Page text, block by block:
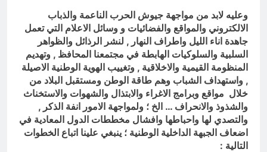
وعليه لابد من مواجهة جيوش الحرب الناعمة والذباب
الالكتروني والمواقع والفضائيات و وسائل الاعلام التي تعمل
جاهدة اناء الليل واطراف النهار , لنشر الرذائل والظواهر
السلبية والسلوكيات الهابطة في مجتمعنا المحافظ , وتهديم
المنظومة القيمية والاخلاقية , وتغييب الهوية الوطنية الاصيلة
, واستهداف الشباب وهم طاقة الوطن ومستقبل البلاد من
خلال مواقع وبرامج الاغراء والابتذال والشهوات والاستخناث
والشذوذ والانحراف … الخ ؛ ولمواجهة الامور انفة الذكر ,
والتصدي لها واحباطها وافشال مخططات الدول المعادية في
اضعاف الجبهة الداخلية الوطنية ؛ ينبغي علينا اتباع الخطوات
التالية :